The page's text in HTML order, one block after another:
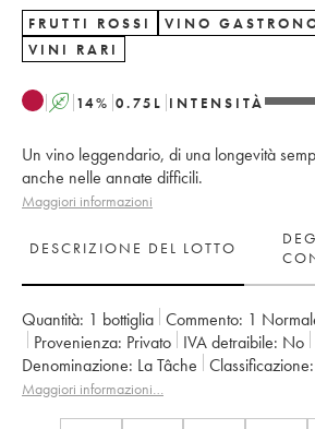
FRUTTI ROSSI
VINO
VINI RARI
A 14% 0.75 L INTENSITÀ
Un vino leggendario, di una longevità
anche nelle annate difficili.
Maggiori informazioni
DESCRIZIONE DEL LOTTO
Quantità: 1 bottiglia Commento: 1
Provenienza:
privato IVA detraibile: no
Denominazione: La Tâche Classificazione:
Proprietario:
Domaine de la Romanée-Conti
Maggiori informazioni…